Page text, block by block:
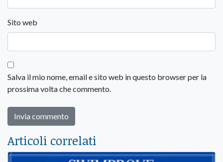
Sito web
Salva il mio nome, email e sito web in questo browser per la
prossima volta che commento.
Articoli correlati